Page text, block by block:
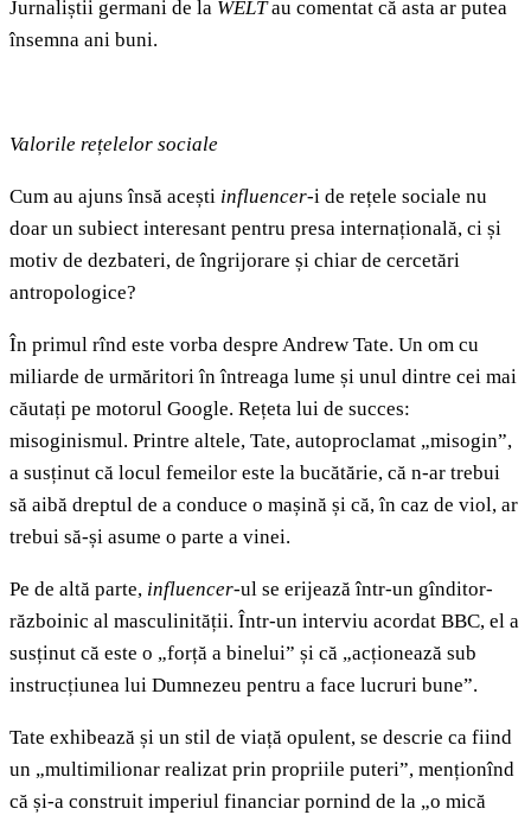
Jurnaliștii germani de la WELTau comentat că asta ar putea
însemna ani buni.
Valorile rețelelor sociale
Cum au ajuns însă acești influencer-i de rețele sociale nu
doar un subiect interesant pentru presa internațională, ci și
motiv de dezbateri, de îngrijorare și chiar de cercetări
antropologice?
În primul rînd este vorba despre Andrew Tate. Un om cu
miliarde de urmăritori în întreaga lume și unul dintre cei mai
căutați pe motorul Google. Rețeta lui de succes:
misoginismul. Printre altele, Tate, autoproclamat „misogin”,
a susținut că locul femeilor este la bucătărie, că n-ar trebui
să aibă dreptul de a conduce o mașină și că, în caz de viol, ar
trebui să-și asume o parte a vinei.
Pe de altă parte, influencer-ul se erijează într-un gînditor-
războinic al masculinității. Într-un interviu acordat BBC, el a
susținut că este o „forță a binelui” și că „acționează sub
instrucțiunea lui Dumnezeu pentru a face lucruri bune”.
Tate exhibează și un stil de viață opulent, se descrie ca fiind
un „multimilionar realizat prin propriile puteri”, menționînd
că și-a construit imperiul financiar pornind de la „o mică